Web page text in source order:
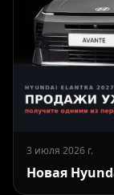
3 июля 2026 г.
Новая